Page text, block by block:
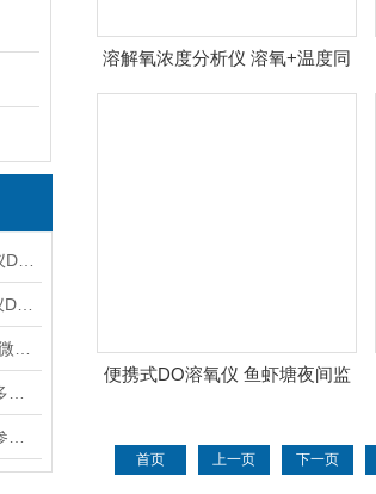
溶解氧浓度分析仪 溶氧+温度同
步采集
便携式DO溶氧仪 鱼虾塘夜间监
首页 上一页 下一页